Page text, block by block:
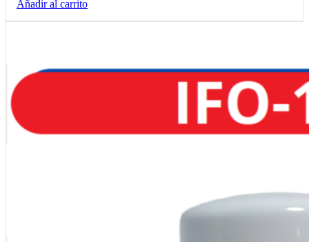
Añadir al carrito